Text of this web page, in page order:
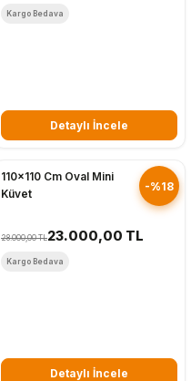
Kargo Bedava
Detaylı İncele
-%18
110x110 Cm Oval Mini
Küvet
28.000,00 TL23.000,00 TL
Kargo Bedava
Detaylı İncele